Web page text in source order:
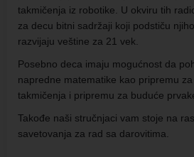
takmičenja iz robotike. U okviru tih
za decu bitni sadržaji koji podstiču
razvijaju veštine za 21 vek.
Posebno deca imaju mogućnost da
napredne matematike kao pripremu
takmičenja i pripremu za buduće
Takođe naši stručnjaci vam stoje na
savetovanja za rad sa darovitima.